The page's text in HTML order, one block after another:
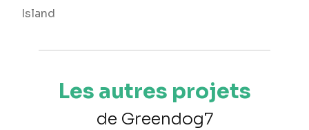
Island
Les autres projets
de Greendog7